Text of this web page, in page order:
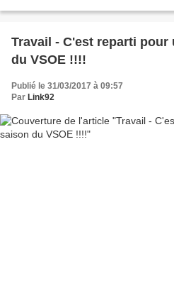
Travail - C'est reparti pour
du VSOE !!!!
Publié le 31/03/2017 à 09:57
Par Link92